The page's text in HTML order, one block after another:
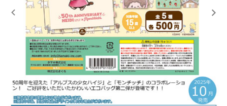
レンタル
景品・玩具・文具
販促用カプセルトイ